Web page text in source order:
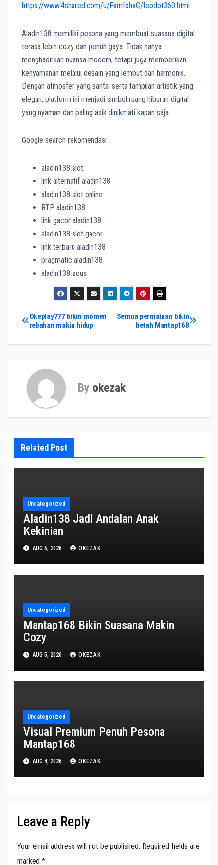
https://www.4shared.com/u/FxmfohxC/feodot363.html
Aladin138 memiliki pesona yang membuat suasana digital
terasa lebih cozy dan penuh gaya. Tidak hanya
menghadirkan nuansa modern, tetapi juga memberikan
kenyamanan melalui desain yang lembut dan harmonis.
Dengan atmosfer yang santai serta tampilan artistik yang
elegan, platform ini menjadi simbol ruang hiburan digital
yang nyaman dan paling asik dinikmati kapan saja.
Google search rekomendasi :
aladin138 slot
link alternatif aladin138
aladin138 slot online
RTP aladin138
link gacor aladin138
aladin138 slot gacor
link terbaru aladin138
pragmatic aladin138
aladin138 zeus
Post
navigation
Semua permainan bikin
betah Mantap168
Okeplay777 bikin momen
rebahan makin hidup
By okezak
Related Post
Uncategorized
Aladin138 Jadi Andalan Anak
Kekinian
AUG 6, 2026 OKEZAK
Uncategorized
Mantap168 Bikin Suasana Makin
Cozy
AUG 5, 2026 OKEZAK
Uncategorized
Visual Premium Penuh Pesona
Mantap168
AUG 4, 2026 OKEZAK
Leave a Reply
Your email address will not be published. Required fields are
marked *